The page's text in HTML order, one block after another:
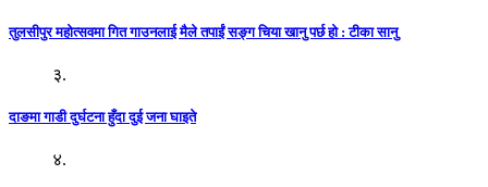
तुलसीपुर महोत्सवमा गित गाउनलाई मैले तपाईं सङ्ग चिया खानु पर्छ हो : टीका सानु
३.
दाङमा गाडी दुर्घटना हुँदा दुई जना घाइते
४.